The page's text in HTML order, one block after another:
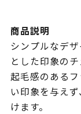
商品説明
シンプルなデ
とした印象のチ
起毛感のある
い印象を与え
けます。